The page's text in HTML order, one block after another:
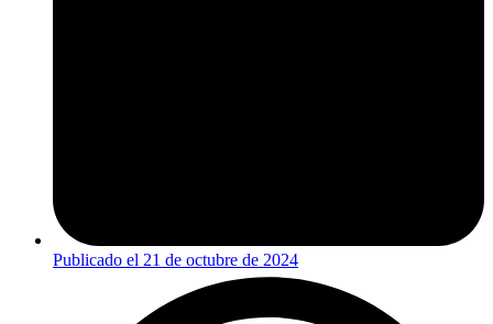
Publicado el 21 de octubre de 2024